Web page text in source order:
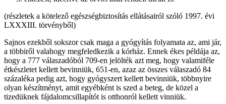
(részletek a kötelező egészségbiztosítás ellátásairól szóló 1997. évi
LXXXIII. törvényből)
Sajnos ezekből sokszor csak maga a gyógyítás folyamata az, ami jár,
a többiről valahogy megfeledkezik a kórház. Ennek ékes példája az,
hogy a 777 válaszadóból 709-en jelölték azt meg, hogy valamiféle
étkészletet kellett bevinniük, 651-en, azaz az összes válaszadó 84
százaléka pedig azt, hogy gyógyszert kellett bevinniük, többnyire
olyan készítményt, amit egyébként is szed a beteg, de közel a
tizedüknek fájdalomcsillapítót is otthonról kellett vinniük.